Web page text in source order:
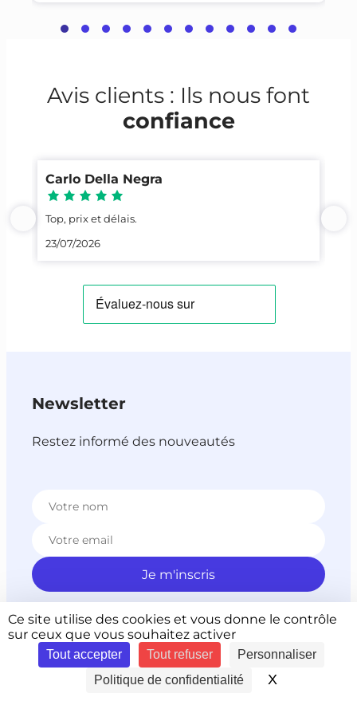
Ce site utilise des cookies et vous donne le contrôle
sur ceux que vous souhaitez activer
Tout accepter Tout refuser
Personnaliser
Politique de confidentialité
XMasquer le
Avis clients : Ils nous font
confiance
Carlo Della Negra
Top, prix et délais.
23/07/2026
Newsletter
Restez informé des nouveautés
En soumettant ce formulaire, vous reconnaissez que les
informations que vous allez fournir seront transmises à
Brevo en sa qualité de processeur de données; et ce
conformément à ses
conditions générales d’utilisation